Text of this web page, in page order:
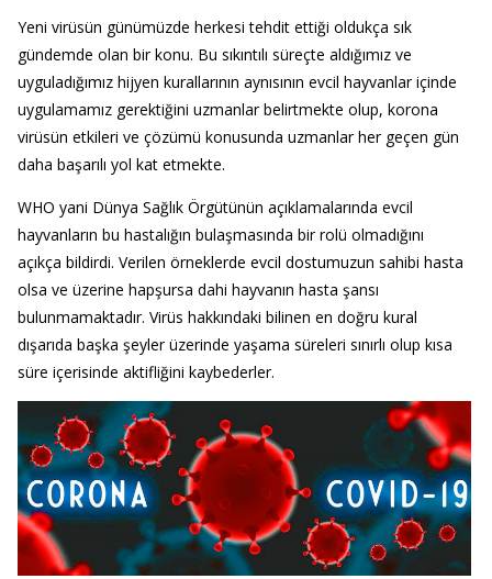
Yeni virüsün günümüzde herkesi tehdit ettiği oldukça sık
gündemde olan bir konu. Bu sıkıntılı süreçte aldığımız ve
uyguladığımız hijyen kurallarının aynısının evcil hayvanlar içinde
uygulamamız gerektiğini uzmanlar belirtmekte olup, korona
virüsün etkileri ve çözümü konusunda uzmanlar her geçen gün
daha başarılı yol kat etmekte.
WHO yani Dünya Sağlık Örgütünün açıklamalarında evcil
hayvanların bu hastalığın bulaşmasında bir rolü olmadığını
açıkça bildirdi. Verilen örneklerde evcil dostumuzun sahibi hasta
olsa ve üzerine hapşursa dahi hayvanın hasta şansı
bulunmamaktadır. Virüs hakkındaki bilinen en doğru kural
dışarıda başka şeyler üzerinde yaşama süreleri sınırlı olup kısa
süre içerisinde aktifliğini kaybederler.